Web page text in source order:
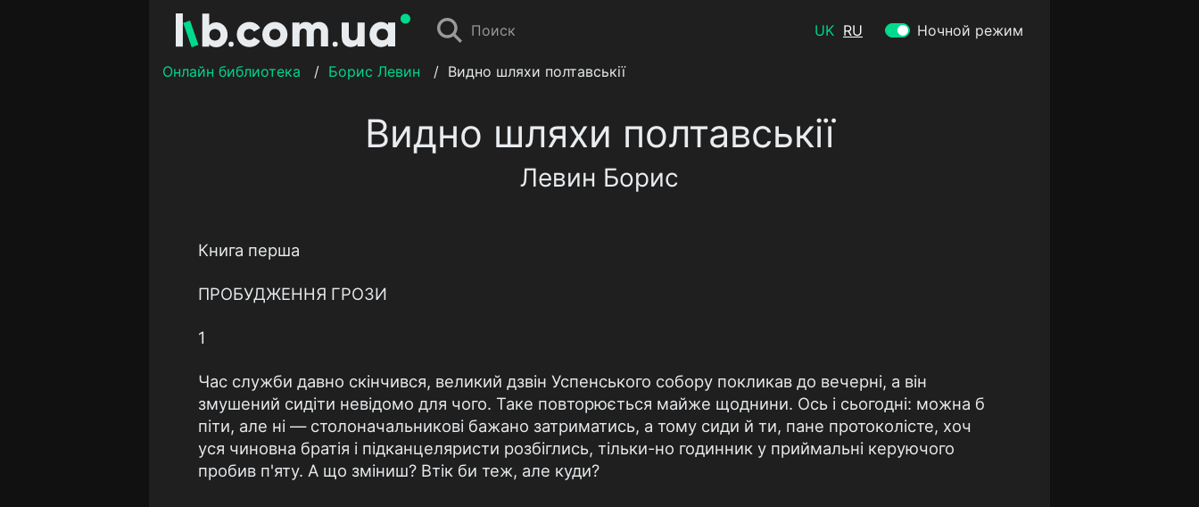
Поиск UK RU Ночной режим
Онлайн библиотека / Борис Левин / Видно шляхи полтавськії
Видно шляхи полтавськії
Левин Борис
Книга перша
ПРОБУДЖЕННЯ ГРОЗИ
1
Час служби давно скінчився, великий дзвін Успенського собору покликав до вечерні, а він
змушений сидіти невідомо для чого. Таке повторюється майже щоднини. Ось і сьогодні: можна б
піти, але ні — столоначальникові бажано затриматись, а тому сиди й ти, пане протоколісте, хоч
уся чиновна братія і підканцеляристи розбіглись, тільки-но годинник у приймальні керуючого
пробив п'яту. А що зміниш? Втік би теж, але куди?